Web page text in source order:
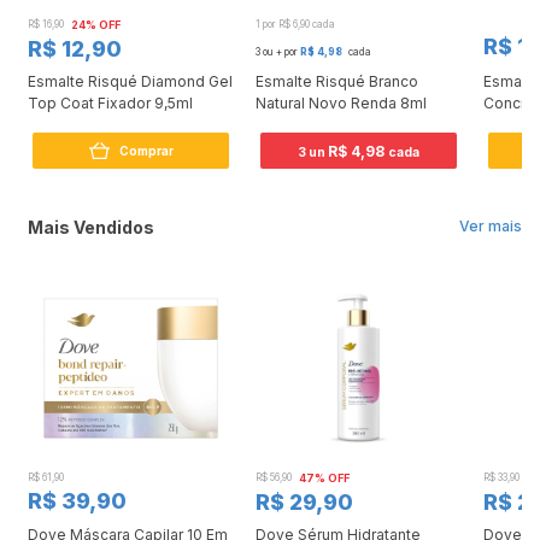
R$ 16,90 24% OFF
R$ 12,90
Esmalte Risqué Diamond Gel
Top Coat Fixador 9,5ml
Comprar
1 por R$ 6,90 cada
3 ou + por R$ 4,98 cada
Esmalte Risqué Branco
Natural Novo Renda 8ml
3 un R$ 4,98 cada
R$
Ver mais
Mais Vendidos
R$ 61,90
R$ 39,90
Dove Máscara Capilar 10 Em
R$ 56,90 47% OFF
R$ 29,90
Dove Sérum Hidratante
R$ 33,90
R$
Dove